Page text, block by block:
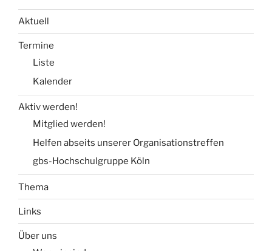
Aktuell
Termine
Liste
Kalender
Aktiv werden!
Mitglied werden!
Helfen abseits unserer Organisationstreffen
gbs-Hochschulgruppe Köln
Thema
Links
Über uns